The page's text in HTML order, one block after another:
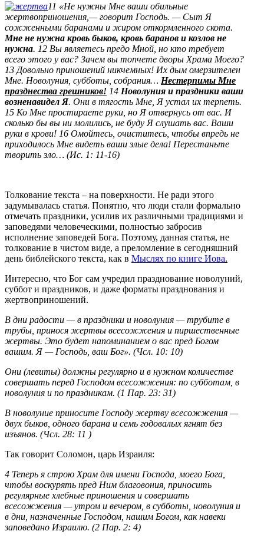
11 «Не нужны Мне ваши обильные
жертвоприношения,— говорит Господь. — Сыт Я
сожженными баранами и жиром откормленного скота.
Мне не нужна кровь быков, кровь баранов и козлов не
нужна. 12 Вы являетесь предо Мной, но кто требует
всего этого у вас? Зачем вы топчете дворы Храма Моего?
13 Довольно приношений никчемных! Их дым омерзителен
Мне. Новолуния, субботы, собрания… Нестерпимы Мне
празднества грешников! 14 Новолуния и праздники ваши
возненавидел Я. Они в тягость Мне, Я устал их терпеть.
15 Ко Мне простираете руки, но Я отвернусь от вас. И
сколько бы вы ни молились, не буду Я слушать вас. Ваши
руки в крови! 16 Омойтесь, очиститесь, чтобы впредь не
приходилось Мне видеть ваши злые дела! Перестаньте
творить зло… (Ис. 1: 11-16)
Толкование текста – на поверхности. Не ради этого
задумывалась статья. Понятно, что люди стали формально
отмечать праздники, усилив их различными традициями и
заповедями человеческими, полностью забросив
исполнение заповедей Бога. Поэтому, данная статья, не
толкование в чистом виде, а преломление в сегодняшний
день библейского текста, как в Мыслях по книге Иова.
Интересно, что Бог сам учредил празднование новолуний,
суббот и праздников, и даже форматы празднования и
жертвоприношений.
В дни радости — в праздники и новолуния — трубите в
трубы, принося жертвы всесожжения и пиршественные
жертвы. Это будет напоминанием о вас пред Богом
вашим. Я — Господь, ваш Бог». (Чсл. 10: 10)
Они (левиты) должны регулярно и в нужном количестве
совершать перед Господом всесожжения: по субботам, в
новолуния и по праздникам. (1 Пар. 23: 31)
В новолуние приносите Господу жертву всесожжения —
двух быков, одного барана и семь годовалых ягнят без
изъянов. (Чсл. 28: 11 )
Так говорит Соломон, царь Израиля:
4 Теперь я строю Храм для имени Господа, моего Бога,
чтобы воскурять пред Ним благовония, приносить
регулярные хлебные приношения и совершать
всесожжения — утром и вечером, в субботы, новолуния и
в дни, назначенные Господом, нашим Богом, как навеки
заповедано Израилю. (2 Пар. 2: 4)